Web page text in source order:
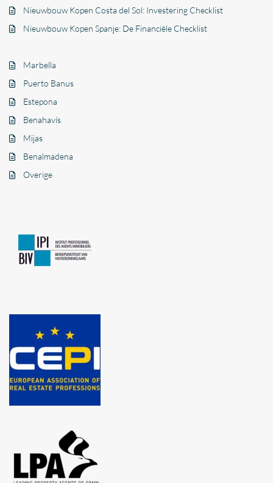
Nieuwbouw Kopen Costa del Sol: Investering Checklist
Nieuwbouw Kopen Spanje: De Financiële Checklist
Marbella
Puerto Banus
Estepona
Benahavís
Mijas
Benalmadena
Overige